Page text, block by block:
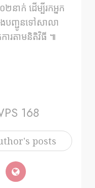
ាក់ ដើម្បីរកអ្នក
បញ្ជូនទៅសាលា
ការតាមនិតិវិធី ៕
168
posts